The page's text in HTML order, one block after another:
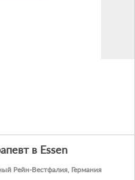
в Essen
Рейн-Вестфалия, Германия